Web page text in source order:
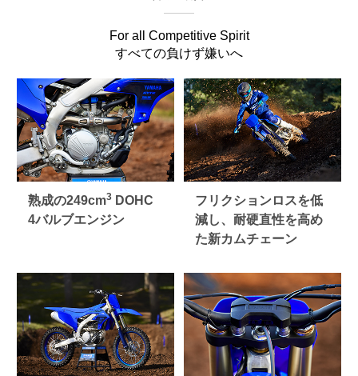
For all Competitive Spirit
すべての負けず嫌いへ
熟成の249cm3DOHC
4バルブエンジン
フリクションロスを低
減し、耐硬直性を高め
た新カムチェーン